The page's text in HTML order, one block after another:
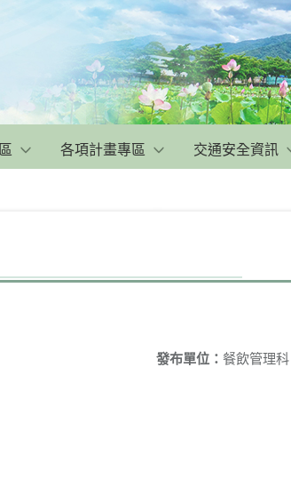
各項計畫專區 交通安全資訊
發布單位： 餐飲管理科